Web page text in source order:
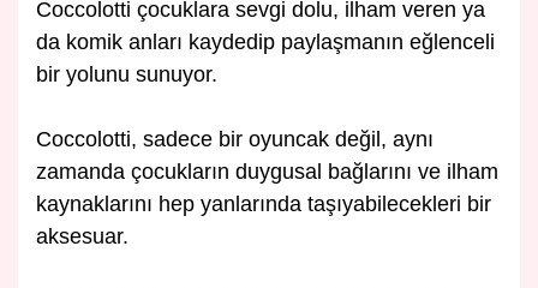
Coccolotti çocuklara sevgi dolu, ilham veren ya
da komik anları kaydedip paylaşmanın eğlenceli
bir yolunu sunuyor.
Coccolotti, sadece bir oyuncak değil, aynı
zamanda çocukların duygusal bağlarını ve ilham
kaynaklarını hep yanlarında taşıyabilecekleri bir
aksesuar.